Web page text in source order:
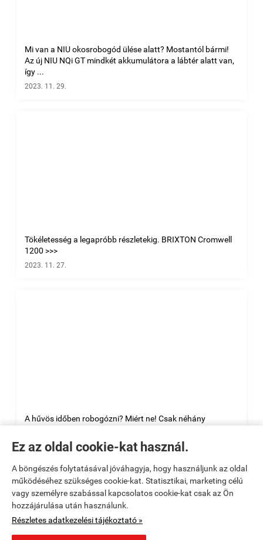
Ez az oldal cookie-kat használ.
A böngészés folytatásával jóváhagyja, hogy használjunk az oldal
működéséhez szükséges cookie-kat. Statisztikai, marketing célú
vagy személyre szabással kapcsolatos cookie-kat csak az Ön
hozzájárulása után használunk.
Részletes adatkezelési tájékoztató »
Mi van a NIU okosrobogód ülése alatt? Mostantól bármi!
Az új NIU NQi GT mindkét akkumulátora a lábtér alatt van,
így ...
2023. 11. 29.
Tökéletesség a legapróbb részletekig. BRIXTON Cromwell
1200 >>>
2023. 11. 27.
A hűvös időben robogózni? Miért ne! Csak néhány